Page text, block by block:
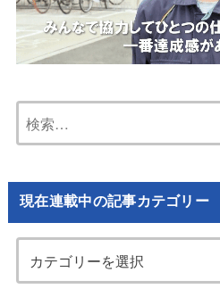
索:
現在連載中の記事カテゴリー